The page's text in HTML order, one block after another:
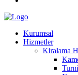
Kurumsal
Hizmetler
Kiralama